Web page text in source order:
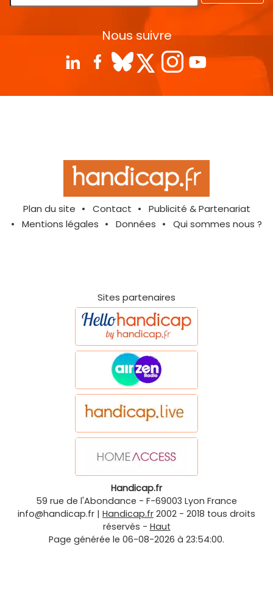
Nous suivre
Plan du site Contact
Publicité & Partenariat
Mentions légales
Données Qui sommes nous ?
Sites partenaires
Handicap.fr
59 rue de l'Abondance - F-69003 Lyon France
info@handicap.fr | Handicap.fr 2002 - 2018 tous droits
réservés - Haut
Page générée le 06-08-2026 à 23:54:00.